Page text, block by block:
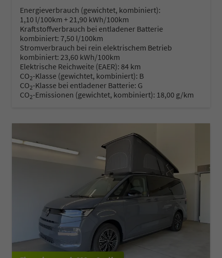
Energieverbrauch (gewichtet, kombiniert):
1,10 l/100km + 21,90 kWh/100km
Kraftstoffverbrauch bei entladener Batterie
kombiniert: 7,50 l/100km
Stromverbrauch bei rein elektrischem Betrieb
kombiniert: 23,60 kWh/100km
Elektrische Reichweite (EAER): 84 km
CO2-Klasse (gewichtet, kombiniert): B
CO2-Klasse bei entladener Batterie: G
CO2-Emissionen (gewichtet, kombiniert): 18,00 g/km